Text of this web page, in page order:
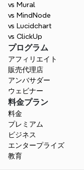
vs Mural
vs MindNode
vs Lucidchart
vs ClickUp
プログラム
アフィリエイト
販売代理店
アンバサダー
ウェビナー
料金プラン
料金
プレミアム
ビジネス
エンタープライズ
教育